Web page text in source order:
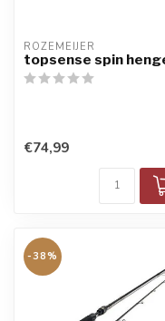
ROZEMEIJER
topsense spin
€74,99
-38%